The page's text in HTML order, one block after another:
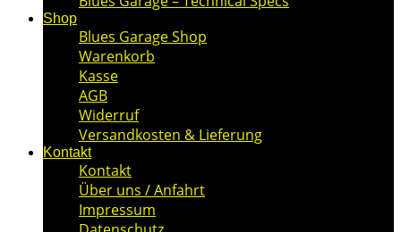
Shop
Blues Garage Shop
Warenkorb
Kasse
AGB
Widerruf
Versandkosten & Lieferung
Kontakt
Kontakt
Über uns / Anfahrt
Impressum